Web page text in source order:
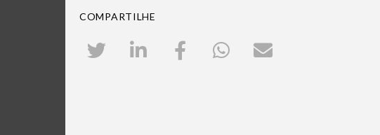
COMPARTILHE